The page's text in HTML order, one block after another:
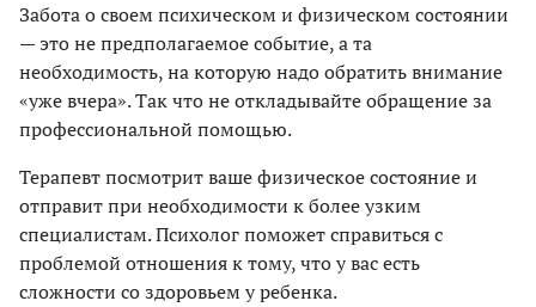
Забота о своем психическом и физическом состоянии
— это не предполагаемое событие, а та
необходимость, на которую надо обратить внимание
«уже вчера». Так что не откладывайте обращение за
профессиональной помощью.
Терапевт посмотрит ваше физическое состояние и
отправит при необходимости к более узким
специалистам. Психолог поможет справиться с
проблемой отношения к тому, что у вас есть
сложности со здоровьем у ребенка.